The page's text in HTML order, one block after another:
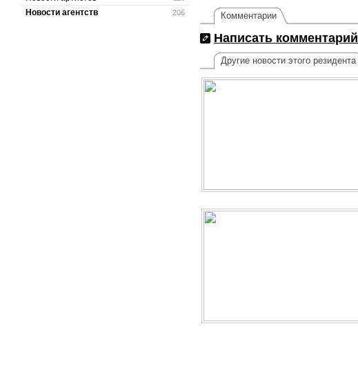
206
Новости агентств Комментарии
Написать комментарий
Другие новости этого резидента